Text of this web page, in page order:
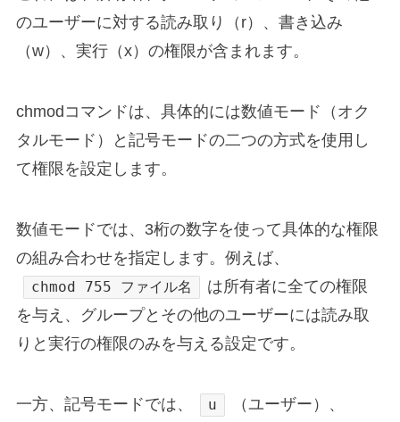
のユーザーに対する読み取り（r）、書き込み
（w）、実行（x）の権限が含まれます。
chmodコマンドは、具体的には数値モード（オク
タルモード）と記号モードの二つの方式を使用し
て権限を設定します。
数値モードでは、3桁の数字を使って具体的な権限
の組み合わせを指定します。例えば、
chmod 755 ファイル名
は所有者に全ての権限
を与え、グループとその他のユーザーには読み取
りと実行の権限のみを与える設定です。
一方、記号モードでは、 u （ユーザー）、